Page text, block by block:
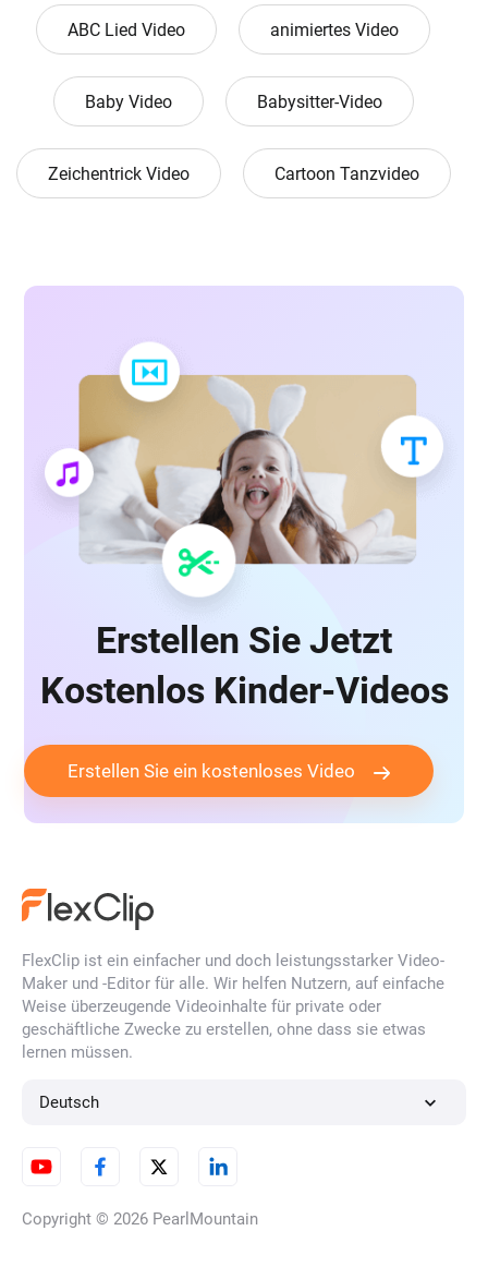
ABC Lied Video animiertes Video
Baby Video Babysitter-Video
Zeichentrick Video Cartoon Tanzvideo
Erstellen Sie Jetzt
Kostenlos Kinder-Videos
Erstellen Sie ein kostenloses Video
FlexClip ist ein einfacher und doch leistungsstarker Video-
Maker und -Editor für alle. Wir helfen Nutzern, auf einfache
Weise überzeugende Videoinhalte für private oder
geschäftliche Zwecke zu erstellen, ohne dass sie etwas
lernen müssen.
Deutsch
Copyright © 2026 PearlMountain